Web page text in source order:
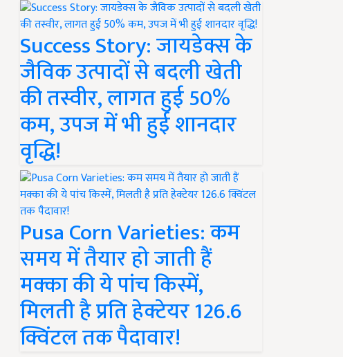
Success Story: जायडेक्स के
जैविक उत्पादों से बदली खेती
की तस्वीर, लागत हुई 50%
कम, उपज में भी हुई शानदार
वृद्धि!
Pusa Corn Varieties: कम
समय में तैयार हो जाती हैं
मक्का की ये पांच किस्में,
मिलती है प्रति हेक्टेयर 126.6
क्विंटल तक पैदावार!